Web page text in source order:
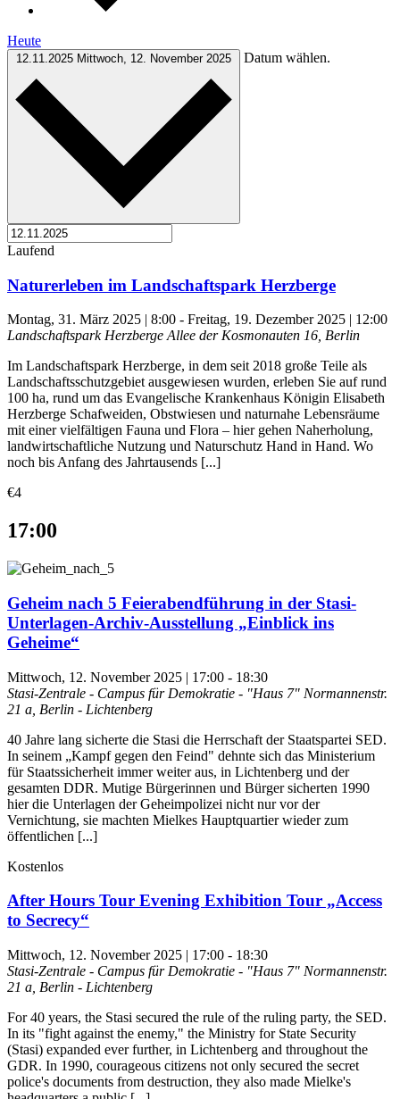
Heute
12.11.2025 Mittwoch, 12. November 2025 Datum wählen.
Laufend
Naturerleben im Landschaftspark Herzberge
Montag, 31. März 2025 | 8:00 - Freitag, 19. Dezember 2025 | 12:00
Landschaftspark Herzberge Allee der Kosmonauten 16, Berlin
Im Landschaftspark Herzberge, in dem seit 2018 große Teile als
Landschaftsschutzgebiet ausgewiesen wurden, erleben Sie auf rund
100 ha, rund um das Evangelische Krankenhaus Königin Elisabeth
Herzberge Schafweiden, Obstwiesen und naturnahe Lebensräume
mit einer vielfältigen Fauna und Flora – hier gehen Naherholung,
landwirtschaftliche Nutzung und Naturschutz Hand in Hand. Wo
noch bis Anfang des Jahrtausends [...]
€4
17:00
Geheim nach 5 Feierabendführung in der Stasi-
Unterlagen-Archiv-Ausstellung „Einblick ins
Geheime“
Mittwoch, 12. November 2025 | 17:00 - 18:30
Stasi-Zentrale - Campus für Demokratie - "Haus 7" Normannenstr.
21 a, Berlin - Lichtenberg
40 Jahre lang sicherte die Stasi die Herrschaft der Staatspartei SED.
In seinem „Kampf gegen den Feind" dehnte sich das Ministerium
für Staatssicherheit immer weiter aus, in Lichtenberg und der
gesamten DDR. Mutige Bürgerinnen und Bürger sicherten 1990
hier die Unterlagen der Geheimpolizei nicht nur vor der
Vernichtung, sie machten Mielkes Hauptquartier wieder zum
öffentlichen [...]
Kostenlos
After Hours Tour Evening Exhibition Tour „Access
to Secrecy“
Mittwoch, 12. November 2025 | 17:00 - 18:30
Stasi-Zentrale - Campus für Demokratie - "Haus 7" Normannenstr.
21 a, Berlin - Lichtenberg
For 40 years, the Stasi secured the rule of the ruling party, the SED.
In its "fight against the enemy," the Ministry for State Security
(Stasi) expanded ever further, in Lichtenberg and throughout the
GDR. In 1990, courageous citizens not only secured the secret
police's documents from destruction, they also made Mielke's